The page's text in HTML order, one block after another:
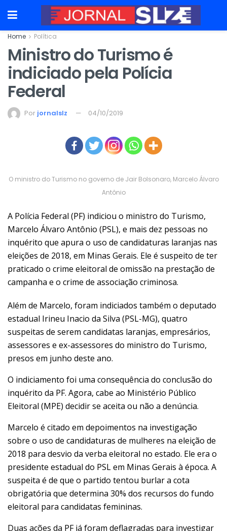
Home Política
Ministro do Turismo é
indiciado pela Polícia
Federal
Por jornalslz 04/10/2019
O ministro do Turismo no governo de Jair Bolsonaro, Marcelo Álvaro
Antônio
A Polícia Federal (PF) indiciou o ministro do Turismo,
Marcelo Álvaro Antônio (PSL), e mais dez pessoas no
inquérito que apura o uso de candidaturas laranjas nas
eleições de 2018, em Minas Gerais. Ele é suspeito de ter
praticado o crime eleitoral de omissão na prestação de
campanha e o crime de associação criminosa.
Além de Marcelo, foram indiciados também o deputado
estadual Irineu Inacio da Silva (PSL-MG), quatro
suspeitas de serem candidatas laranjas, empresários,
assessores e ex-assessores do ministro do Turismo,
presos em junho deste ano.
O indiciamento foi uma consequência do conclusão do
inquérito da PF. Agora, cabe ao Ministério Público
Eleitoral (MPE) decidir se aceita ou não a denúncia.
Marcelo é citado em depoimentos na investigação
sobre o uso de candidaturas de mulheres na eleição de
2018 para desvio da verba eleitoral no estado. Ele era o
presidente estadual do PSL em Minas Gerais à época. A
suspeita é de que o partido tentou burlar a cota
obrigatória que determina 30% dos recursos do fundo
eleitoral para candidatas femininas.
Duas ações da PF já foram deflagradas para investigar